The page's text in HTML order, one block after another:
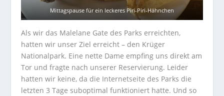
Mittagspause für ein leckeres Piri-Piri-Hähnchen
Als wir das Malelane Gate des Parks erreichten,
hatten wir unser Ziel erreicht – den Krüger
Nationalpark. Eine nette Dame empfing uns direkt am
Tor und fragte nach unserer Reservierung. Leider
hatten wir keine, da die Internetseite des Parks die
letzten 3 Tage suboptimal funktioniert hatte. Und so